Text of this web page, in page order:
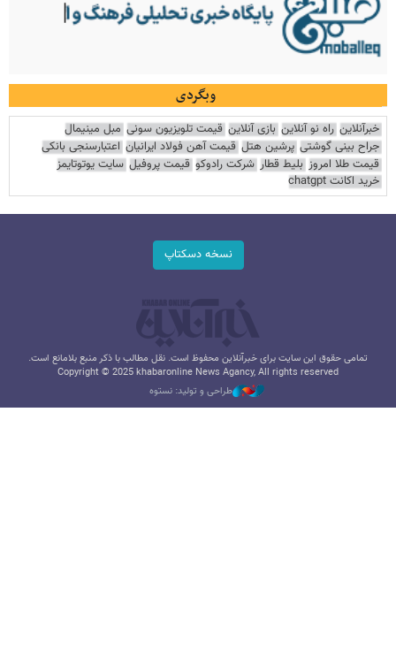
وبگردی
خبرآنلاین راه نو آنلاین بازی آنلاین قیمت تلویزیون سونی مبل مینیمال
جراح بینی گوشتی پرشین هتل قیمت آهن فولاد ایرانیان اعتبارسنجی بانکی
قیمت طلا امروز بلیط قطار شرکت رادوکو قیمت پروفیل سایت یوتوتایمز
خرید اکانت chatgpt
نسخه دسکتاپ
تمامی حقوق این سایت برای خبرآنلاین محفوظ است. نقل مطالب با ذکر منبع بلامانع است.
Copyright © 2025 khabaronline News Agancy, All rights reserved
طراحی و تولید: نستوه